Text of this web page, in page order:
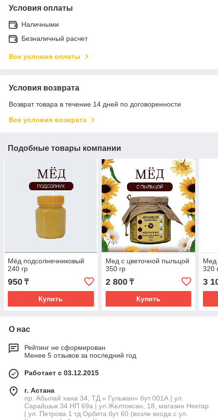
Условия оплаты
Наличными
Безналичный расчет
Все условия оплаты
Условия возврата
Возврат товара в течение 14 дней по договоренности
Все условия возврата
Подобные товары компании
Мёд подсолнечниковый
240 гр
950 ₸
Купить
Мед с цветочной пыльцой
350 гр
2 800₸
Купить
Мед
320
3
О нас
Рейтинг не сформирован
Менее 5 отзывов за последний год
Работает с 03.12.2015
г. Астана
пр. Абылай хана 34, ТД « Гульжан» бут 001А | ул.
Сарайшык 34 НП 69а | ул Желтоксан, 18, магазин Нектар
| ул. Петрова 1 тд Орбита бут 60 (возле входа с ул.